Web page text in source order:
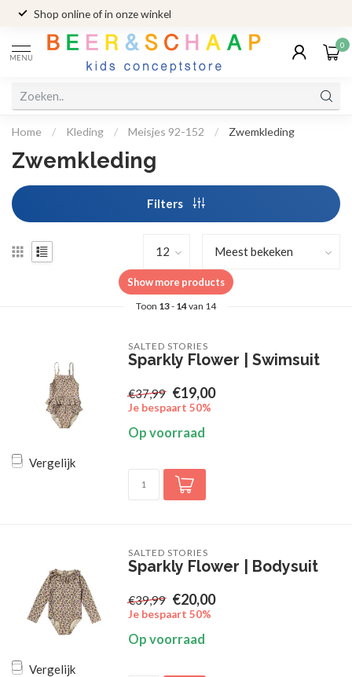
Shop online of in onze winkel
MENU
0
Home / Kleding / Meisjes 92-152 / Zwemkleding
Zwemkleding
Filters
Show more products
Toon 13- 14van 14
Vergelijk
SALTED STORIES
Sparkly Flower | Swimsuit
€37,99 €19,00
Je bespaart 50%
Op voorraad
Vergelijk
SALTED STORIES
Sparkly Flower | Bodysuit
€39,99 €20,00
Je bespaart 50%
Op voorraad